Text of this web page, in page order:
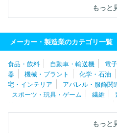
大塚化学株式
インクス株式会社
ット株式会社
株式会社タカギセイ
式会社シャンソン化粧品
株式会社
ヤナセ製油株式会社
住友理工株
洋化成工業株式会社
エスケー化
尾池工業株式会社
ニッコー株式会
下ゴム株式会社
アイリスオーヤマ
日本カーバイド工業株式会
もっと
メーカー・製造業のカテゴリ一覧
食品・飲料 自動車・輸送機 電
器
機械・プラント 化学・石油
宅・インテリア
アパレル・服飾関
スポーツ・玩具・ゲーム
繊維
材（ゴム・ガラス・セラミックス）
（その他）
農林・水産 たばこ
もっと